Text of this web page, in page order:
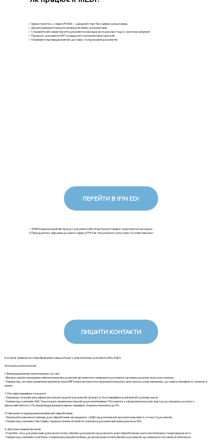
✅ Зареєструйтесь у сервісі iFin EDI — швидкий старт без зайвих налаштувань
✅ Додайте реквізити вашої компанії для обміну документами
✅ Створюйте або завантажуйте документи (накладні, акти, рахунки тощо) у зручному форматі
✅ Підпишіть документи КЕП та надішліть контрагентам в один клік
✅ Отримайте підтвердження про доставку та підписання документів
ПЕРЕЙТИ В IFIN EDI
✅ iFinEDI наразі розробляє продукт документообігу Електронної товарно-транспортної накладної.
💡Приєднуйтесь першими до нового сервісу ЕТТН: як тільки ми його запустимо та сповістимо вас!
ЛИШИТИ КОНТАКТИ
Контроль правильності відображення «першої події» у електронному документообігу (ЕДО)
Чіткі кроки для контролю
1. Впровадження автоматизованих систем:
- Використовуйте програмне забезпечення, яке дозволяє автоматично генерувати документи. Це зменшує ризик людських помилок.
- Наприклад, система управління підприємством (ERP) може автоматично формувати рахунки-фактури на основі замовлень, що знижує ймовірність помилок в
даних.
2. Регулярні перевірки та аудити:
- Запровадьте графік регулярних внутрішніх аудитів документів. Це можуть бути перевірки щомісяця або щоквартально.
- Наприклад, компанія «АБС Технолоджі» провела внутрішній аудит, який виявив 15% помилок у оформленні рахунків-фактур, що призвело до втрат у
фінансовій звітності. Після впровадження регулярних перевірок, помилки знизилися до 5%.
3. Навчання та підвищення кваліфікації співробітників:
- Організуйте навчальні семінари для співробітників, які працюють з ЕДО. Це допоможе їм зрозуміти важливість точності документів.
- Наприклад, компанія «Грін Сервіс» провела тренінг, після якого помилки в документації зменшилися на 30%.
4. Документування процесів:
- Розробіть чітку документацію для кожного етапу обробки документів. Це дозволить всім співробітникам знати свої обов'язки та відповідальність.
- Наприклад, компанія «УкрПром» створила внутрішній посібник, де прописані всі етапи обробки документів, що зменшило плутанину в обов'язках.